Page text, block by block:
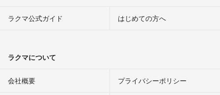
ラクマ公式ガイド はじめての方へ
ラクマについて
会社概要 プライバシーポリシー